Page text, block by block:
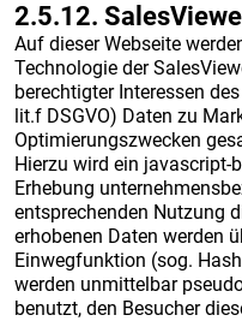
2.5.12.
Auf dieser Webseite
Technologie der
berechtigter Interessen
lit.f DSGVO) Daten zu
Optimierungszwecken
Hierzu wird ein javascript-
Erhebung
entsprechenden Nutzung
erhobenen Daten werden
Einwegfunktion (sog.
werden unmittelbar
benutzt, den Besucher